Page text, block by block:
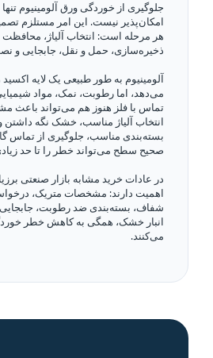
جلوگیری از خوردگی ورق آلومینیوم
امکان‌پذیر نیست. این امر مستلزم
هر مرحله است: انتخاب آلیاژ،
ذخیره‌سازی، حمل و نقل، جابجایی و
آلومینیوم به طور طبیعی یک لایه
می‌دهد، اما رطوبت، نمک، مواد
تماس با فلز هنوز هم می‌تواند
انتخاب آلیاژ مناسب، خشک نگه داشتن
بسته‌بندی مناسب، جلوگیری از تماس
صحیح سطح می‌تواند خطر را تا حد
در عادات خرید مشابه بازار صنعتی
اهمیت دارند: مشخصات متریک،
شفاف، بسته‌بندی ضد رطوبت، جابجایی
انبار خشک، همگی به کاهش خطر
می‌کنند.